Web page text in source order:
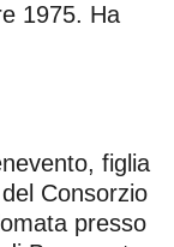
1975. Ha
figlia
Consorzio
presso